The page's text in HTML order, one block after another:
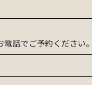
話でご予約ください。